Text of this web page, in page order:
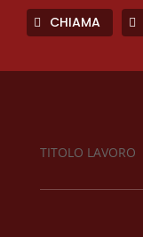
CHIAMA
TITOLO LAVORO